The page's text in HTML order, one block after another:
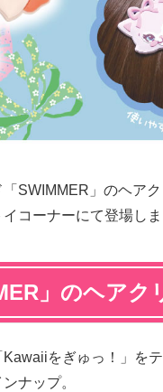
「SWIMMER」のヘア
コーナーにて登場しま
」のヘア
をぎゅっ！」を
ナップ。